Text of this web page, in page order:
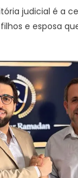
judicial é a
e esposa